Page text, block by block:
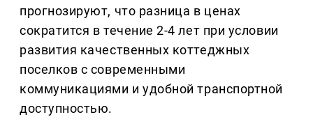
прогнозируют, что разница в ценах
сократится в течение 2-4 лет при условии
развития качественных коттеджных
поселков с современными
коммуникациями и удобной транспортной
доступностью.